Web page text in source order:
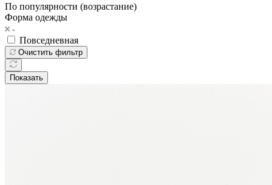
По популярности (возрастание)
Форма одежды
Повседневная
Очистить фильтр
Показать